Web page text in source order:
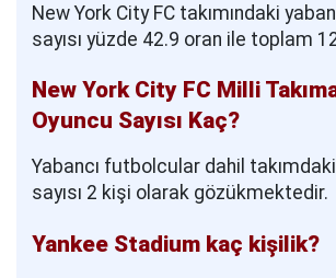
New York City FC takımındaki
sayısı yüzde 42.9 oran ile toplam
New York City FC Milli
Oyuncu Sayısı Kaç?
Yabancı futbolcular dahil
sayısı 2 kişi olarak gözükmektedir.
Yankee Stadium kaç kişilik?